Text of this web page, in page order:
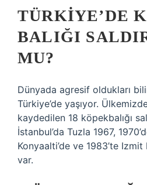
TÜRKIYE’DE
BALIĞI
MU?
Dünyada agresif oldukları
Türkiye’de yaşıyor.
kaydedilen 18 köpekbalığı
İstanbul’da Tuzla 1967,
Konyaalti’de ve 1983’te Izmit
var.